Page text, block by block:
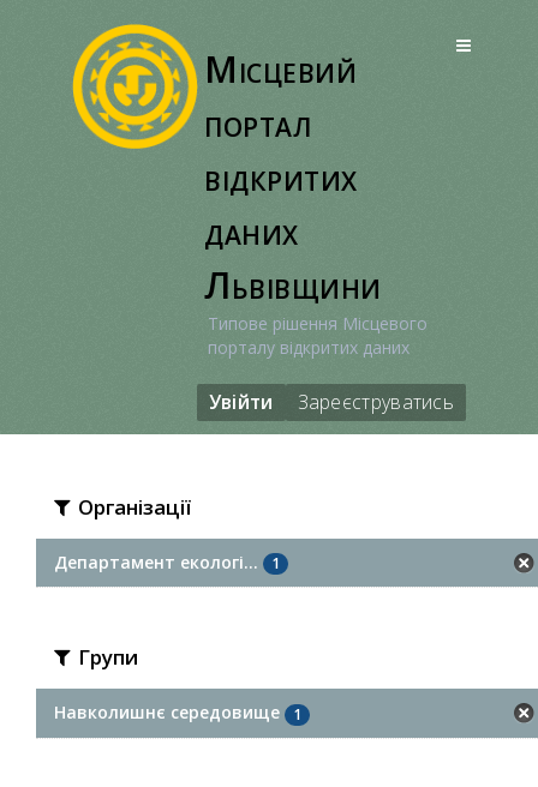
Місцевий
портал
відкритих
даних
Львівщини
Типове рішення Місцевого
порталу відкритих даних
Увійти Зареєструватись
Організації
Департамент екологі... 1
Групи
Навколишнє середовище 1